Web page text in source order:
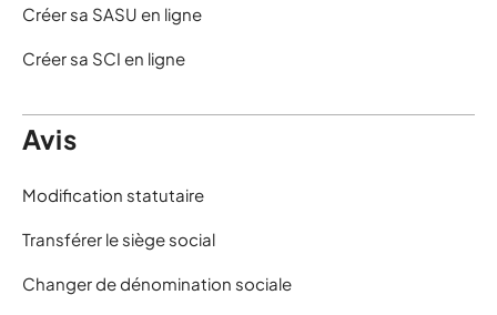
Créer sa SASU en ligne
Créer sa SCI en ligne
Avis
Modification statutaire
Transférer le siège social
Changer de dénomination sociale